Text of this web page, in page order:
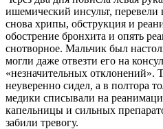
ишемический инсульт, перевели
снова хрипы, обструкция и
обострение бронхита и опять
снотворное. Мальчик был
могли даже отвезти его на
«незначительных отклонений».
неуверенно сидел, а в полтора
медики списывали на
капельницы и сильных
забили тревогу.